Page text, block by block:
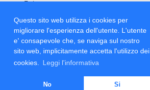
Questo sito web utilizza i cookies per
migliorare l'esperienza dell'utente. L'utente
e' consapevole che, se naviga sul nostro
sito web, implicitamente accetta l'utilizzo dei
cookies.
Leggi l'informativa
No Si
Turismo
Chiese
monumentali
Storie di Successo
Focus on